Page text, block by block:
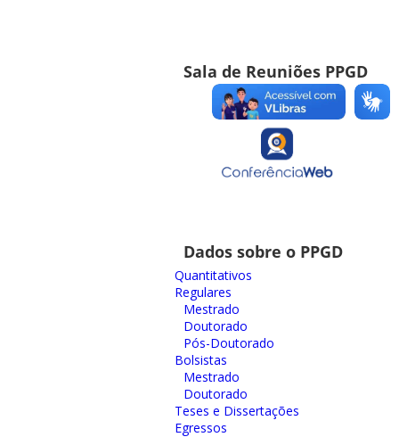
Sala de Reuniões PPGD
Dados sobre o PPGD
Quantitativos
Regulares
Mestrado
Doutorado
Pós-Doutorado
Bolsistas
Mestrado
Doutorado
Teses e Dissertações
Egressos